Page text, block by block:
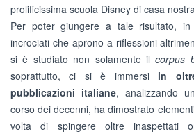
prolificissima scuola Disney di casa
Per poter giungere a tale risultato,
incrociati che aprono a riflessioni
si è studiato non solamente ilcorpus
soprattutto, ci si è immersi in
pubblicazioni italiane, analizzando
corso dei decenni, ha dimostrato
volta di spingere oltre inaspettati